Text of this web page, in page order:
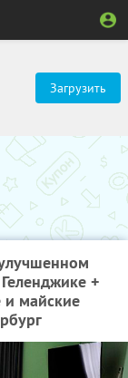
Загрузить
+
и майские